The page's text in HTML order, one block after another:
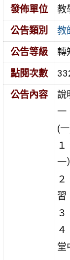
發佈單位
教
公告類別
教
公告等級
轉
點閱次數
公告內容
說
一
(
一
習
堂